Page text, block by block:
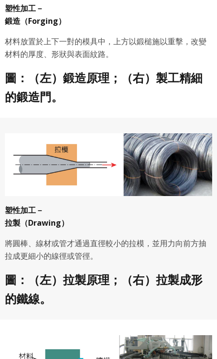
塑性加工－
鍛造（Forging）
材料放置於上下一對的模具中，上方以鍛槌施以重擊，改變
材料的厚度、形狀與表面紋路。
圖：（左）鍛造原理；（右）製工精細
的鍛造門。
塑性加工－
拉製（Drawing）
將圓棒、線材或管才通過直徑較小的拉模，並用力向前方抽
拉成更細小的線徑或管徑。
圖：（左）拉製原理；（右）拉製成形
的鐵線。